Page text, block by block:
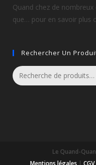
Quand chez de
que… pour en savoir plus
Rechercher Un
Le Quand-
Mentions légales | CGV